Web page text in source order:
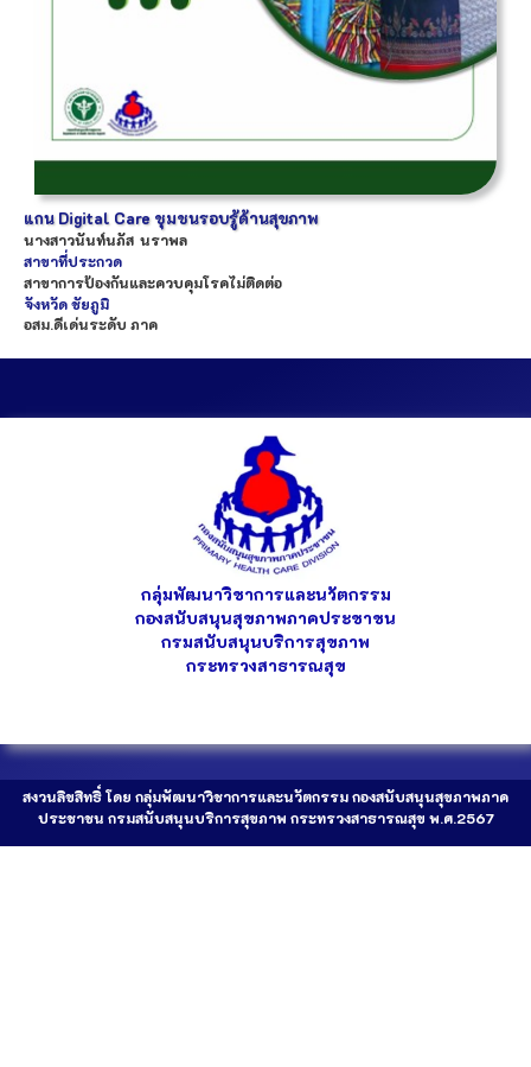
แกน Digital Care ชุมชนรอบรู้ด้านสุขภาพ
นางสาวนันท์นภัส นราพล
สาขาที่ประกวด
สาขาการป้องกันและควบคุมโรคไม่ติดต่อ
จังหวัดชัยภูมิ
อสม.ดีเด่นระดับ ภาค
กลุ่มพัฒนาวิชาการและนวัตกรรม
กองสนับสนุนสุขภาพภาคประชาชน
กรมสนับสนุนบริการสุขภาพ
กระทรวงสาธารณสุข
สงวนลิขสิทธิ์ โดย กลุ่มพัฒนาวิชาการและนวัตกรรม กองสนับสนุนสุขภาพภาค
ประชาชน กรมสนับสนุนบริการสุขภาพ กระทรวงสาธารณสุข พ.ศ.2567